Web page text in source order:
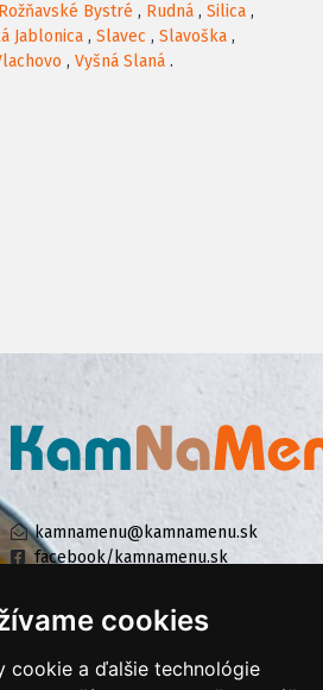
cookies
cookie a ďalšie technológie
Rožňavské Bystré , Rudná , Silica ,
Jablonica , Slavec , Slavoška ,
, Vyšná Slaná .
kamnamenu@kamnamenu.sk
facebook/kamnamenu.sk
KONTAKTUJTE NÁS